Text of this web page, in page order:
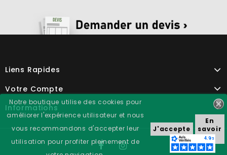
Notre boutique utilise des cookies pour
améliorer l'expérience utilisateur et nous
vous recommandons d'accepter leur
utilisation pour profiter pleinement de
J'accepte
En
savoir
+
Liens Rapides
Votre Compte
Informations